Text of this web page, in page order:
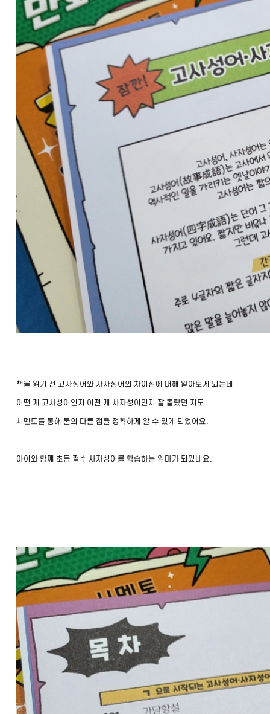
책을 읽기 전 고사성어와 사자성어의 차이점에 대해 알아보게 되는데
어떤 게 고사성어인지 어떤 게 사자성어인지 잘 몰랐던 저도
시멘토를 통해 둘의 다른 점을 정확하게 알 수 있게 되었어요.
아이와 함께 초등 필수 사자성어를 학습하는 엄마가 되었네요.